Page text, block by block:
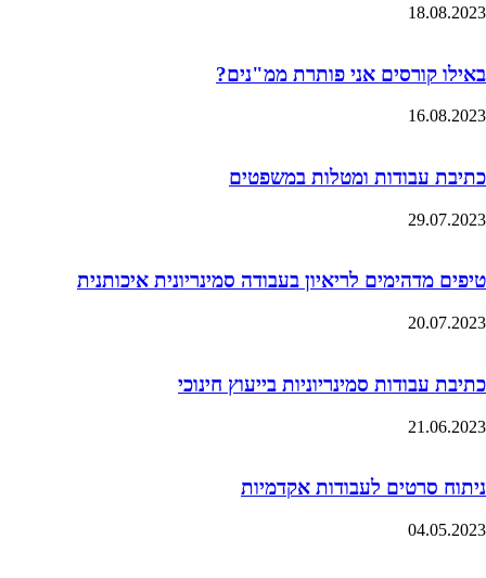
18.08.2023
באילו קורסים אני פותרת ממ"נים?
16.08.2023
כתיבת עבודות ומטלות במשפטים
29.07.2023
טיפים מדהימים לריאיון בעבודה סמינריונית איכותנית
20.07.2023
כתיבת עבודות סמינריוניות בייעוץ חינוכי
21.06.2023
ניתוח סרטים לעבודות אקדמיות
04.05.2023